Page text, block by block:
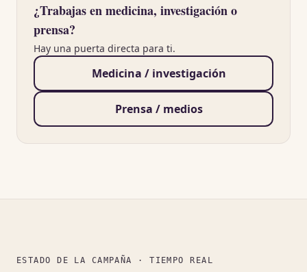
¿Trabajas en medicina, investigación o
prensa?
Hay una puerta directa para ti.
Medicina / investigación
Prensa / medios
ESTADO DE LA CAMPAÑA · TIEMPO REAL